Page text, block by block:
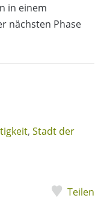
in einem
nächsten Phase
, Stadt der
Teilen